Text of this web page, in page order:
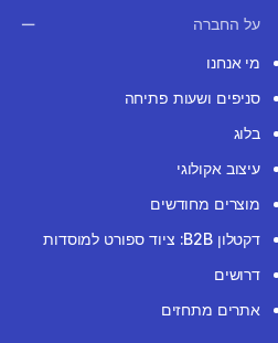
על החברה
מי אנחנו
סניפים ושעות פתיחה
בלוג
עיצוב אקולוגי
מוצרים מחודשים
דקטלון B2B: ציוד ספורט למוסדות
דרושים
אתרים מתחזים